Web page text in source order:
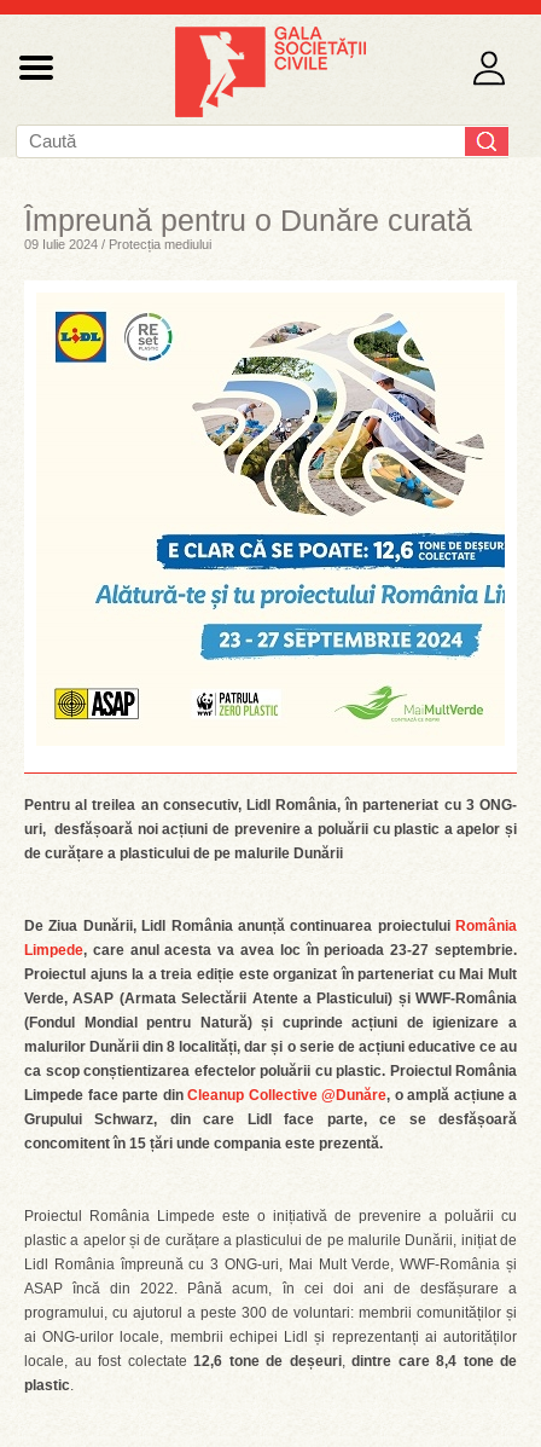
Împreună pentru o Dunăre curată
09 Iulie 2024 / Protecția mediului
Pentru al treilea an consecutiv, Lidl România, în parteneriat cu 3 ONG-
uri, desfășoară noi acțiuni de prevenire a poluării cu plastic a apelor și
de curățare a plasticului de pe malurile Dunării
De Ziua Dunării, Lidl România anunță continuarea proiectului România
Limpede, care anul acesta va avea loc în perioada 23-27 septembrie.
Proiectul ajuns la a treia ediție este organizat în parteneriat cu Mai Mult
Verde, ASAP (Armata Selectării Atente a Plasticului) și WWF-România
(Fondul Mondial pentru Natură) și cuprinde acțiuni de igienizare a
malurilor Dunării din 8 localități, dar și o serie de acțiuni educative ce au
ca scop conștientizarea efectelor poluării cu plastic. Proiectul România
Limpede face parte din Cleanup Collective @Dunăre, o amplă acțiune a
Grupului Schwarz, din care Lidl face parte, ce se desfășoară
concomitent în 15 țări unde compania este prezentă.
Proiectul România Limpede este o inițiativă de prevenire a poluării cu
plastic a apelor și de curățare a plasticului de pe malurile Dunării, inițiat de
Lidl România împreună cu 3 ONG-uri, Mai Mult Verde, WWF-România și
ASAP încă din 2022. Până acum, în cei doi ani de desfășurare a
programului, cu ajutorul a peste 300 de voluntari: membrii comunităților și
ai ONG-urilor locale, membrii echipei Lidl și reprezentanți ai autorităților
locale, au fost colectate 12,6 tone de deșeuri, dintre care 8,4 tone de
plastic.